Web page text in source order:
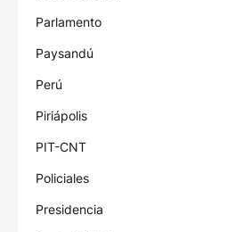
Parlamento
Paysandú
Perú
Piriápolis
PIT-CNT
Policiales
Presidencia